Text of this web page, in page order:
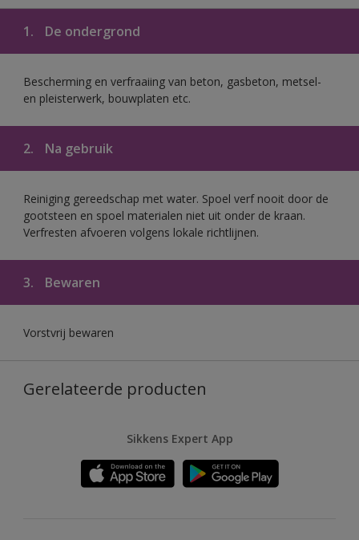
1. De ondergrond
Bescherming en verfraaiing van beton, gasbeton, metsel-
en pleisterwerk, bouwplaten etc.
2. Na gebruik
Reiniging gereedschap met water. Spoel verf nooit door de
gootsteen en spoel materialen niet uit onder de kraan.
Verfresten afvoeren volgens lokale richtlijnen.
3. Bewaren
Vorstvrij bewaren
Gerelateerde producten
Sikkens Expert App